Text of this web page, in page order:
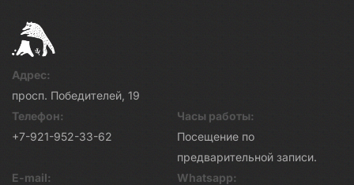
Адрес:
просп. Победителей, 19
Телефон:
+7-921-952-33-62
Часы работы:
Посещение по
предварительной записи.
E-mail:
Whatsapp: